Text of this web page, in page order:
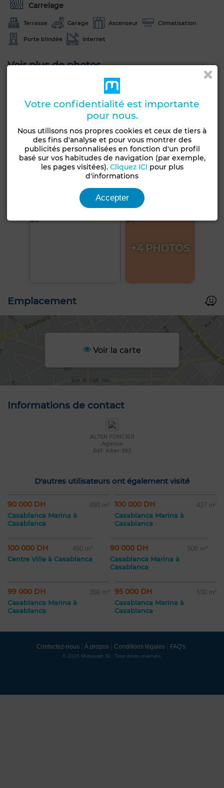
Carrelage
Terrasse Garage Ascenseur Climatisation
Porte blindée Internet
Voir plus de photos
+4 PHOTOS
Emplacement
Voir la carte
Informations de contact
ALTER FONCIER
Agence
Réf: Alter-393
D'autres utilisateurs ont également visité
90 000 DH 490 m²
Casablanca Marina à
Casablanca
100 000 DH 427 m²
Casablanca Marina à
Casablanca
100 000 DH 450 m²
Centre Ville à Casablanca
90 000 DH 500 m²
Casablanca Marina à
Casablanca
99 000 DH 356 m²
Casablanca Marina à
Casablanca
95 000 DH 530 m²
Casablanca Marina à
Casablanca
Contactez-nous À propos Conditions légales FAQ's
© 2026 Mubawab SL. Tous droits réservés.
Votre confidentialité est importante
pour nous.
Nous utilisons nos propres cookies et ceux de tiers à
des fins d'analyse et pour vous montrer des
publicités personnalisées en fonction d'un profil
basé sur vos habitudes de navigation (par exemple,
les pages visitées). Cliquez ICI pour plus
d'informations
Accepter